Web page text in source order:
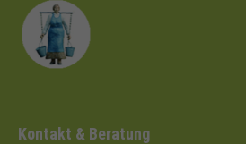
Kontakt & Beratung